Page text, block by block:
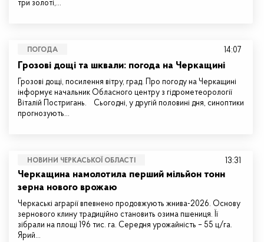
три золоті,…
ПОГОДА
Грозові дощі та шквали: погода на Черкащині
Грозові дощі, посилення вітру, град. Про погоду на Черкащині
інформує начальник Обласного центру з гідрометеорології
Віталій Постригань. Сьогодні, у другій половині дня, синоптики
прогнозують…
14:07
НОВИНИ ЧЕРКАСЬКОЇ ОБЛАСТІ
Черкащина намолотила перший мільйон тонн
зерна нового врожаю
Черкаські аграрії впевнено продовжують жнива-2026. Основу
зернового клину традиційно становить озима пшениця. Її
зібрали на площі 196 тис. га. Середня урожайність – 55 ц/га.
Ярий…
13:31